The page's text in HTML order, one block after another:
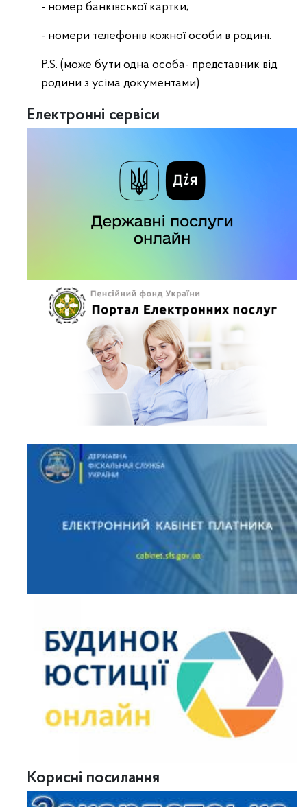
- номер банківської картки;
- номери телефонів кожної особи в родині.
P.S. (може бути одна особа- представник від
родини з усіма документами)
Електронні сервіси
Корисні посилання